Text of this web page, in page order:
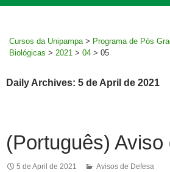
Cursos da Unipampa > Programa de Pós
Biológicas > 2021 > 04 > 05
Daily Archives: 5 de April de 2021
(Português)
5 de April de 2021 Avisos de Defesa